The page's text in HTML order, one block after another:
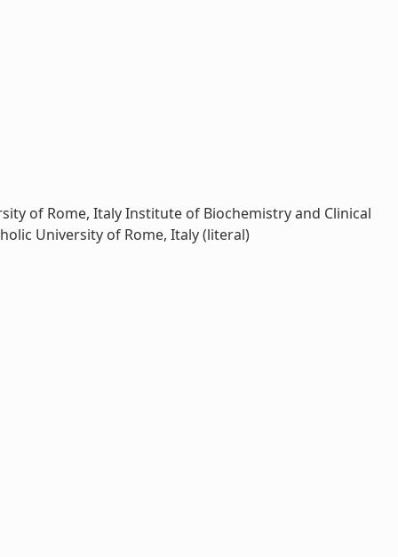
of Rome, Italy Institute of Biochemistry and Clinical
University of Rome, Italy (literal)